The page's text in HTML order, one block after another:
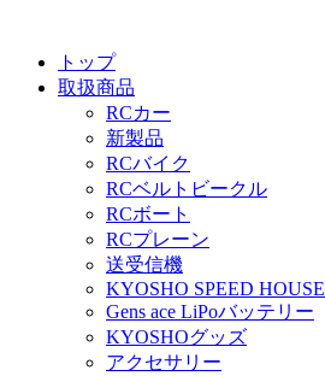
トップ
取扱商品
RCカー
新製品
RCバイク
RCベルトビークル
RCボート
RCプレーン
送受信機
KYOSHO SPEED HOUSE
Gens ace LiPoバッテリー
KYOSHOグッズ
アクセサリー